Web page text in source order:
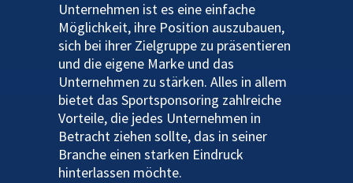
Unternehmen ist es eine einfache
Möglichkeit, ihre Position auszubauen,
sich bei ihrer Zielgruppe zu präsentieren
und die eigene Marke und das
Unternehmen zu stärken. Alles in allem
bietet das Sportsponsoring zahlreiche
Vorteile, die jedes Unternehmen in
Betracht ziehen sollte, das in seiner
Branche einen starken Eindruck
hinterlassen möchte.